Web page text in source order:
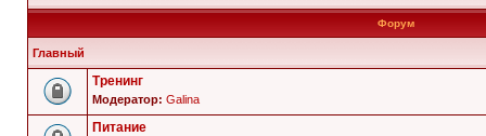
Форум
Главный
Тренинг
Модератор: Galina
Питание